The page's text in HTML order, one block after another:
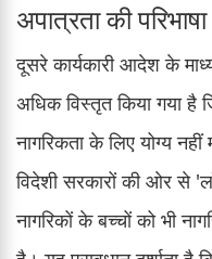
अपात्रता की
दूसरे कार्यकारी आदेश के
अधिक विस्तृत किया गया है
नागरिकता के लिए योग्य
विदेशी सरकारों की ओर से
नागरिकों के बच्चों को भी